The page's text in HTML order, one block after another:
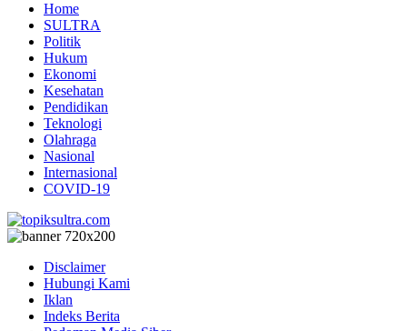
Home
SULTRA
Politik
Hukum
Ekonomi
Kesehatan
Pendidikan
Teknologi
Olahraga
Nasional
Internasional
COVID-19
Disclaimer
Hubungi Kami
Iklan
Indeks Berita